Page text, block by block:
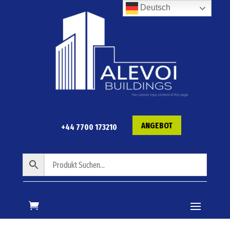
+44 7700 173210 ANGEBOT
Deutsch